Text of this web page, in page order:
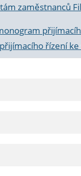
zaměstnanců
řízení